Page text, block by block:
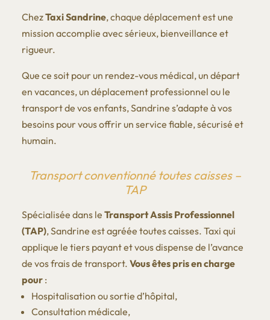
ChezTaxi Sandrine, chaque déplacement est une
mission accomplie avec sérieux, bienveillance et
rigueur.
Que ce soit pour un rendez-vous médical, un départ
en vacances, un déplacement professionnel ou le
transport de vos enfants, Sandrine s’adapte à vos
besoins pour vous offrir un service fiable, sécurisé et
humain.
Transport conventionné toutes caisses –
TAP
Spécialisée dans le Transport Assis Professionnel
(TAP), Sandrine est agréée toutes caisses. Taxi qui
applique le tiers payant et vous dispense de l’avance
de vos frais de transport. Vous êtes pris en charge
pour:
Hospitalisation ou sortie d’hôpital,
Consultation médicale,